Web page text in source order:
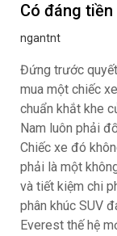
Có đáng
ngantnt
Đứng trước
mua một chiếc
chuẩn khắt khe
Nam luôn phải
Chiếc xe đó
phải là một
và tiết kiệm chi
phân khúc SUV
Everest thế hệ